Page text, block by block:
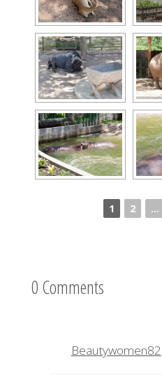
1 2 ...
0 Comments
Beautywomen82